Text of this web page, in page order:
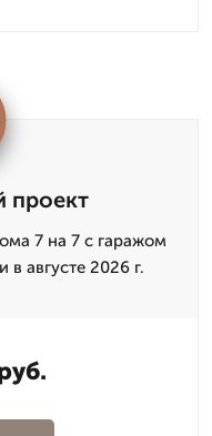
проект
7 на 7 с гаражом
в августе 2026 г.